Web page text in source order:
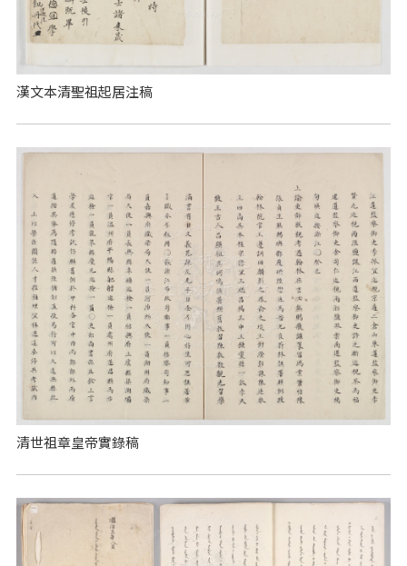
漢文本清聖祖起居注稿
清世祖章皇帝實錄稿